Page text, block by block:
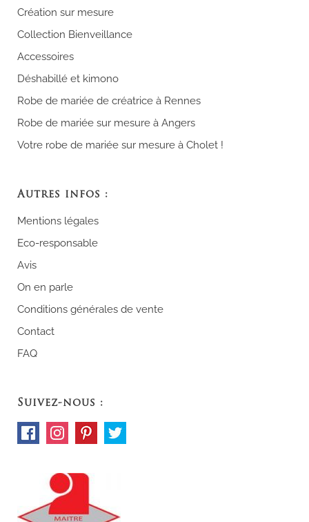
Création sur mesure
Collection Bienveillance
Accessoires
Déshabillé et kimono
Robe de mariée de créatrice à Rennes
Robe de mariée sur mesure à Angers
Votre robe de mariée sur mesure à Cholet !
Autres infos :
Mentions légales
Eco-responsable
Avis
On en parle
Conditions générales de vente
Contact
FAQ
Suivez-nous :